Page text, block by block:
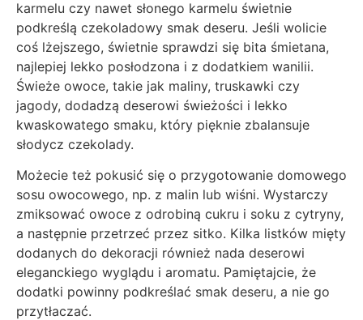
karmelu czy nawet słonego karmelu świetnie
podkreślą czekoladowy smak deseru. Jeśli wolicie
coś lżejszego, świetnie sprawdzi się bita śmietana,
najlepiej lekko posłodzona i z dodatkiem wanilii.
Świeże owoce, takie jak maliny, truskawki czy
jagody, dodadzą deserowi świeżości i lekko
kwaskowatego smaku, który pięknie zbalansuje
słodycz czekolady.
Możecie też pokusić się o przygotowanie domowego
sosu owocowego, np. z malin lub wiśni. Wystarczy
zmiksować owoce z odrobiną cukru i soku z cytryny,
a następnie przetrzeć przez sitko. Kilka listków mięty
dodanych do dekoracji również nada deserowi
eleganckiego wyglądu i aromatu. Pamiętajcie, że
dodatki powinny podkreślać smak deseru, a nie go
przytłaczać.